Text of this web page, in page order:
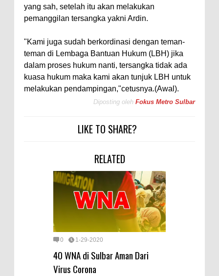
yang sah, setelah itu akan melakukan
pemanggilan tersangka yakni Ardin.
"Kami juga sudah berkordinasi dengan teman-
teman di Lembaga Bantuan Hukum (LBH) jika
dalam proses hukum nanti, tersangka tidak ada
kuasa hukum maka kami akan tunjuk LBH untuk
melakukan pendampingan,"cetusnya.(Awal).
Diposting oleh Fokus Metro Sulbar
LIKE TO SHARE?
RELATED
0 1-29-2020
40 WNA di Sulbar Aman Dari
Virus Corona